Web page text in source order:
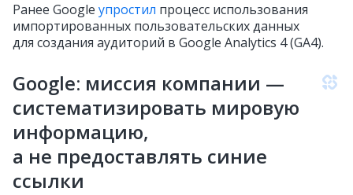
Ранее Google упростил процесс использования
импортированных пользовательских данных
для создания аудиторий в Google Analytics 4 (GA4).
Google: миссия компании —
систематизировать мировую
информацию,
а не предоставлять синие
ссылки